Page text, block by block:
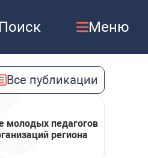
Поиск Меню
Все публикации
молодых педагогов
региона